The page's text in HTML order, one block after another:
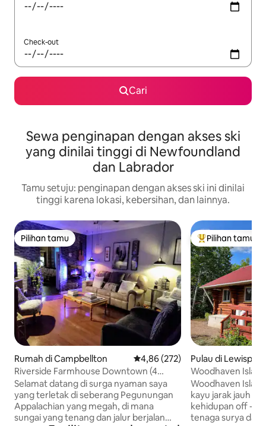
Check-out
Cari
Sewa penginapan dengan akses ski
yang dinilai tinggi di Newfoundland
dan Labrador
Tamu setuju: penginapan dengan akses ski ini dinilai
tinggi karena lokasi, kebersihan, dan lainnya.
Pilihan tamu
Pilihan tamu
Rumah di Campbellton Nilai rata-rata 4,86 dari 5, 272
4,86 (272)
Riverside Farmhouse Downtown (4
TEMPAT TIDUR)
Selamat datang di surga nyaman saya
yang terletak di seberang Pegunungan
Appalachian yang megah, di mana
sungai yang tenang dan jalur berjalan
Pilihan tamu
Pilihan tamu
Pulau di
Woodhaven Island Lodge.
tenang!
Woodhaven
kayu jarak jauh
kehidupan off -
tenaga surya dan